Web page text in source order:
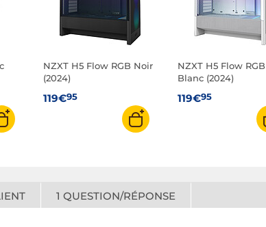
NZXT H5 Flow RGB Noir
(2024)
119€95
NZXT H5 Flow RGB
Blanc (2024)
119€95
1 QUESTION/RÉPONSE